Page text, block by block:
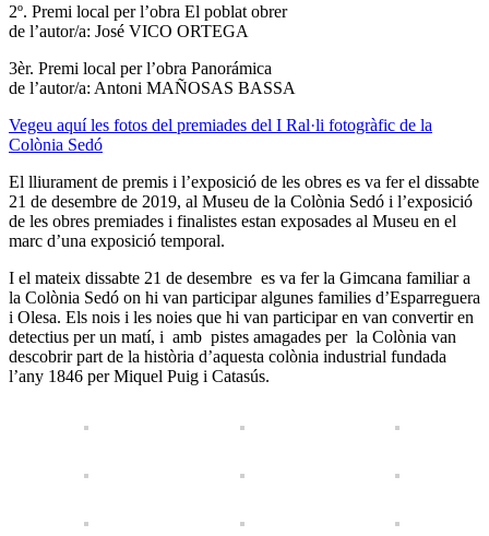
2º. Premi local per l’obra El poblat obrer
de l’autor/a: José VICO ORTEGA
3èr. Premi local per l’obra Panorámica
de l’autor/a: Antoni MAÑOSAS BASSA
Vegeu aquí les fotos del premiades del I Ral·li fotogràfic de la
Colònia Sedó
El lliurament de premis i l’exposició de les obres es va fer el dissabte
21 de desembre de 2019, al Museu de la Colònia Sedó i l’exposició
de les obres premiades i finalistes estan exposades al Museu en el
marc d’una exposició temporal.
I el mateix dissabte 21 de desembre es va fer la Gimcana familiar a
la Colònia Sedó on hi van participar algunes families d’Esparreguera
i Olesa. Els nois i les noies que hi van participar en van convertir en
detectius per un matí, i amb pistes amagades per la Colònia van
descobrir part de la història d’aquesta colònia industrial fundada
l’any 1846 per Miquel Puig i Catasús.